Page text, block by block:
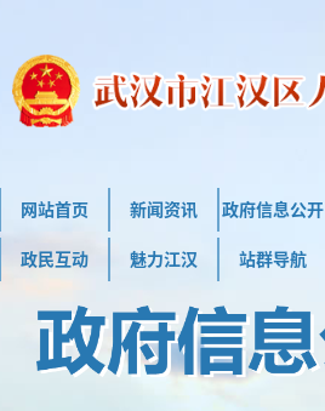
网站首页 新闻资讯 政府信息公开
政民互动 魅力江汉 站群导航